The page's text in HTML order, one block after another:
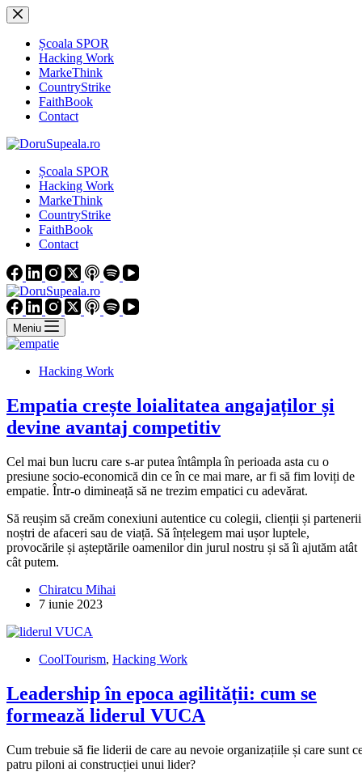
Sari
la
conținutȘcoala SPOR
Hacking Work
MarkeThink
CountryStrike
FaithBook
Contact
Școala SPOR
Hacking Work
MarkeThink
CountryStrike
FaithBook
Contact
Meniu
Hacking Work
Empatia crește loialitatea angajaților și
devine avantaj competitiv
Cel mai bun lucru care s-ar putea întâmpla în perioada asta cu o
presiune socio-economică din ce în ce mai mare, ar fi să fim loviți de
empatie. Într-o dimineață să ne trezim empatici cu adevărat.
Să reușim să creăm conexiuni autentice cu colegii, clienții și partenerii
noștri de afaceri sau de viață. Să înțelegem mai ușor luptele,
provocările și așteptările oamenilor din jurul nostru și să îi ajutăm atât
cât putem.
Chiratcu Mihai
7 iunie 2023
CoolTourism, Hacking Work
Leadership în epoca agilității: cum se
formează liderul VUCA
Cum trebuie să fie liderii de care au nevoie organizațiile și care sunt
patru piloni ai construcției unui lider?